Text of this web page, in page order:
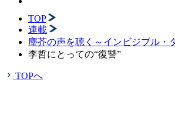
TOP
連載
塵芥の声を聴く～インビジブル・
李哲にとっての“復讐”
TOPへ